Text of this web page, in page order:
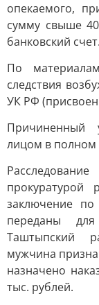
опекаемого,
сумму свыше
банковский счет.
По
следствия
УК РФ
лицом в
прокуратурой
заключение
переданы
Таштыпский
мужчина
назначено
тыс. рублей.